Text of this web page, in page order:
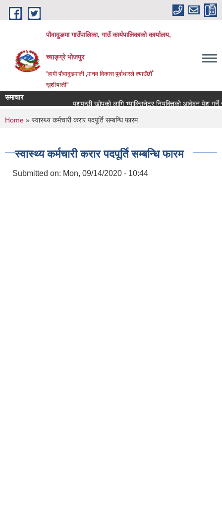
Skip to main content
पौवादुङमा गाउँपालिका, गाउँ कार्यपालिकाको कार्यालय,
च्याङ्ग्रे भोजपुर
"हामी पौवादुङमाली ,मानव विकास पूर्वाधारले ल्याउँछौँ
खुशीयाली"
समाचार
पशुपन्छी खोपको लागि भ्याक्सिनेटर नियुक्तिको आवेदन पेश गर्ने
You are here
Home » स्वास्थ्य कर्मचारी करार पदपूर्ति सम्बन्धि फारम
स्वास्थ्य कर्मचारी करार पदपूर्ति सम्बन्धि फारम
Submitted on: Mon, 09/14/2020 - 10:44